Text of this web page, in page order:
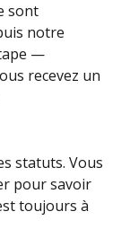
sont
notre
—
recevez un
statuts. Vous
pour savoir
toujours à